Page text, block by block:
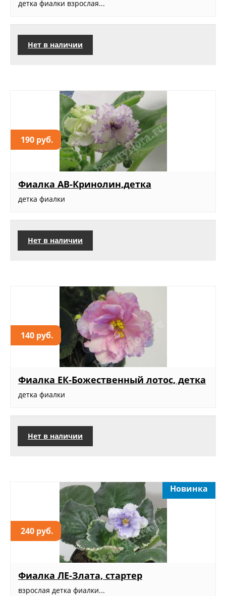
детка фиалки взрослая...
Нет в наличии
190 руб.
Фиалка АВ-Кринолин,детка
детка фиалки
Нет в наличии
140 руб.
Фиалка ЕК-Божественный лотос, детка
детка фиалки
Нет в наличии
240 руб.
Новинка
Фиалка ЛЕ-Злата, стартер
взрослая детка фиалки...